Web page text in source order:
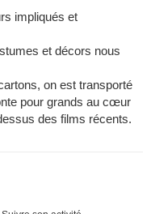
impliqués et
et décors nous
on est transporté
pour grands au cœur
des films récents.